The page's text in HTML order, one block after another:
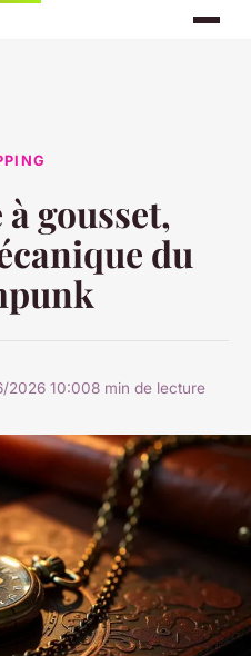
gousset,
du
2026 10:008 min de lecture